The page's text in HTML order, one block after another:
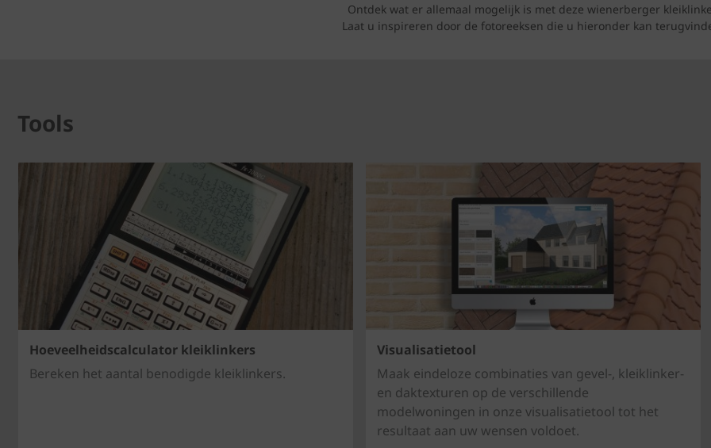
Ontdek wat er allemaal mogelijk is met deze wienerberger
Laat u inspireren door de fotoreeksen die u hieronder kan
Tools
Hoeveelheidscalculator kleiklinkers
Bereken het aantal benodigde kleiklinkers.
Visualisatietool
Maak eindeloze combinaties van gevel-, kleiklinker-
en daktexturen op de verschillende
modelwoningen in onze visualisatietool tot het
resultaat aan uw wensen voldoet.